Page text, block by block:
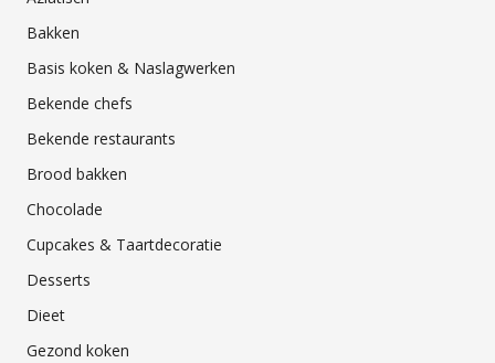
Bakken
Basis koken & Naslagwerken
Bekende chefs
Bekende restaurants
Brood bakken
Chocolade
Cupcakes & Taartdecoratie
Desserts
Dieet
Gezond koken